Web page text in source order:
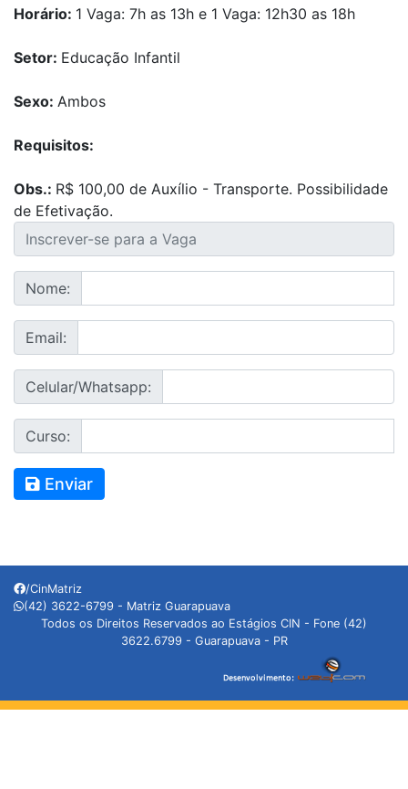
Horário: 1 Vaga: 7h as 13h e 1 Vaga: 12h30 as 18h
Setor: Educação Infantil
Sexo: Ambos
Requisitos:
Obs.: R$ 100,00 de Auxílio - Transporte. Possibilidade
de Efetivação.
Nome:
Email:
Celular/Whatsapp:
Curso:
Enviar
/CinMatriz
(42) 3622-6799 - Matriz Guarapuava
Todos os Direitos Reservados ao Estágios CIN - Fone (42)
3622.6799 - Guarapuava - PR